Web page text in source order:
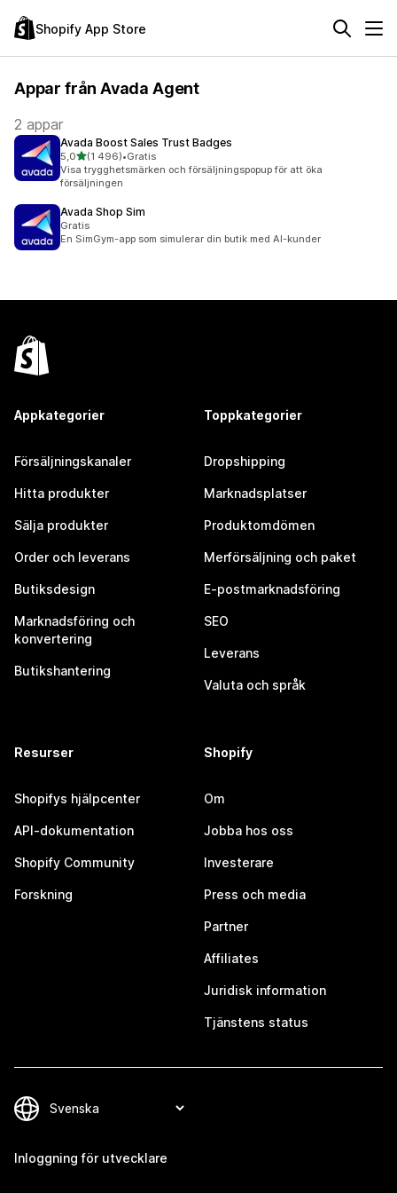
Shopify App Store
Appar från Avada Agent
2 appar
Avada Boost Sales Trust Badges
5,0av 5 stjärnor
(1 496)
1496 recensioner totalt
•Gratis
Visa trygghetsmärken och försäljningspopup för att öka
försäljningen
Avada Shop Sim
Gratis
En SimGym-app som simulerar din butik med AI-kunder
Appkategorier
Försäljningskanaler
Hitta produkter
Sälja produkter
Order och leverans
Butiksdesign
Marknadsföring och
konvertering
Butikshantering
Toppkategorier
Dropshipping
Marknadsplatser
Produktomdömen
Merförsäljning och paket
E-postmarknadsföring
SEO
Leverans
Valuta och språk
Resurser
Shopifys hjälpcenter
API-dokumentation
Shopify Community
Forskning
Shopify
Om
Jobba hos oss
Investerare
Press och media
Partner
Affiliates
Juridisk information
Tjänstens status
Inloggning för utvecklare